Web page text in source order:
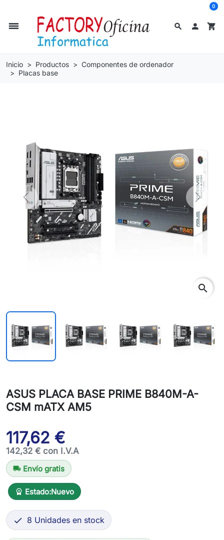
search
dehaze  shopping_cart
0
Inicio Productos
Componentes de ordenador
Placas base
Previous Next
search
ASUS PLACA BASE PRIME B840M-A-
CSM mATX AM5
117,62 €
142,32 € con I.V.A
local_shipping Envío gratis
workspace_premium Estado:Nuevo
 8 Unidades en stock